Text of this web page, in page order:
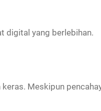
digital yang berlebihan.
Meskipun